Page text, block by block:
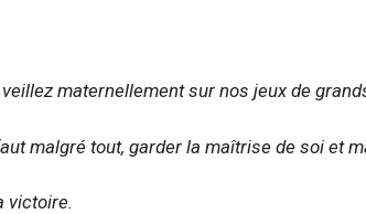
maternellement sur nos jeux de
malgré tout, garder la maîtrise de soi et
victoire.